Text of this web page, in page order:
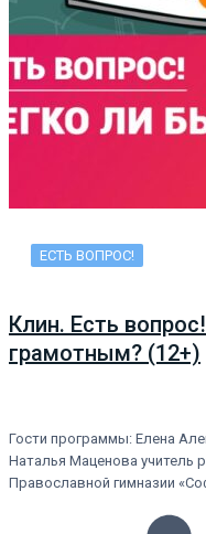
ЕСТЬ ВОПРОС!
Клин. Есть
грамотным? (12+)
Гости программы: Елена
Наталья Маценова учитель
Православной гимназии